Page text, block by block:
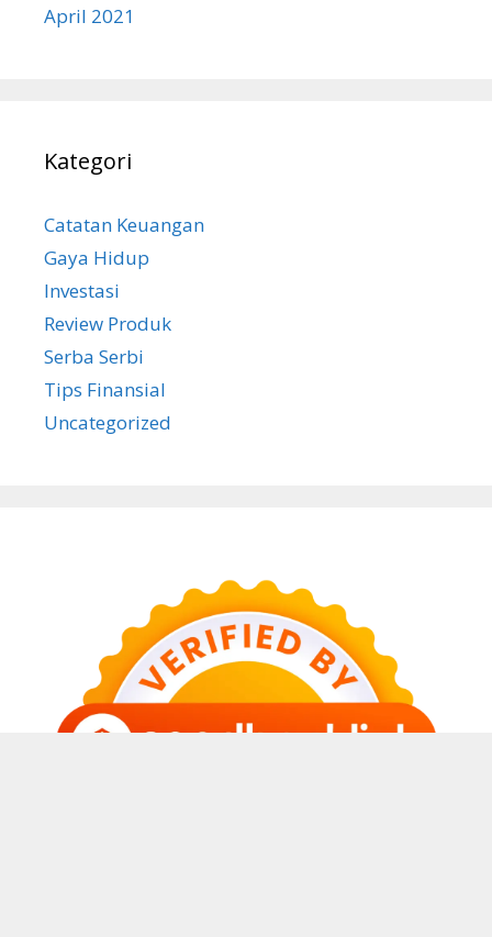
April 2021
Kategori
Catatan Keuangan
Gaya Hidup
Investasi
Review Produk
Serba Serbi
Tips Finansial
Uncategorized